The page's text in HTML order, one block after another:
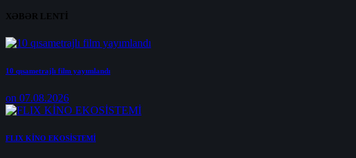
XƏBƏR LENTİ
10 qısametrajlı film yayımlandı
on 07.08.2026
FLIX KİNO EKOSİSTEMİ